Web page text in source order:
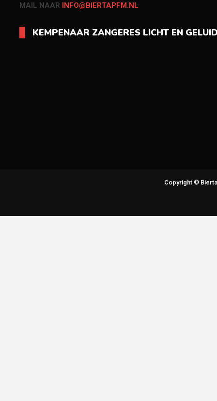
MAIL NAAR INFO@BIERTAPFM.NL
KEMPENAAR ZANGERES LICHT EN
Copyright ©